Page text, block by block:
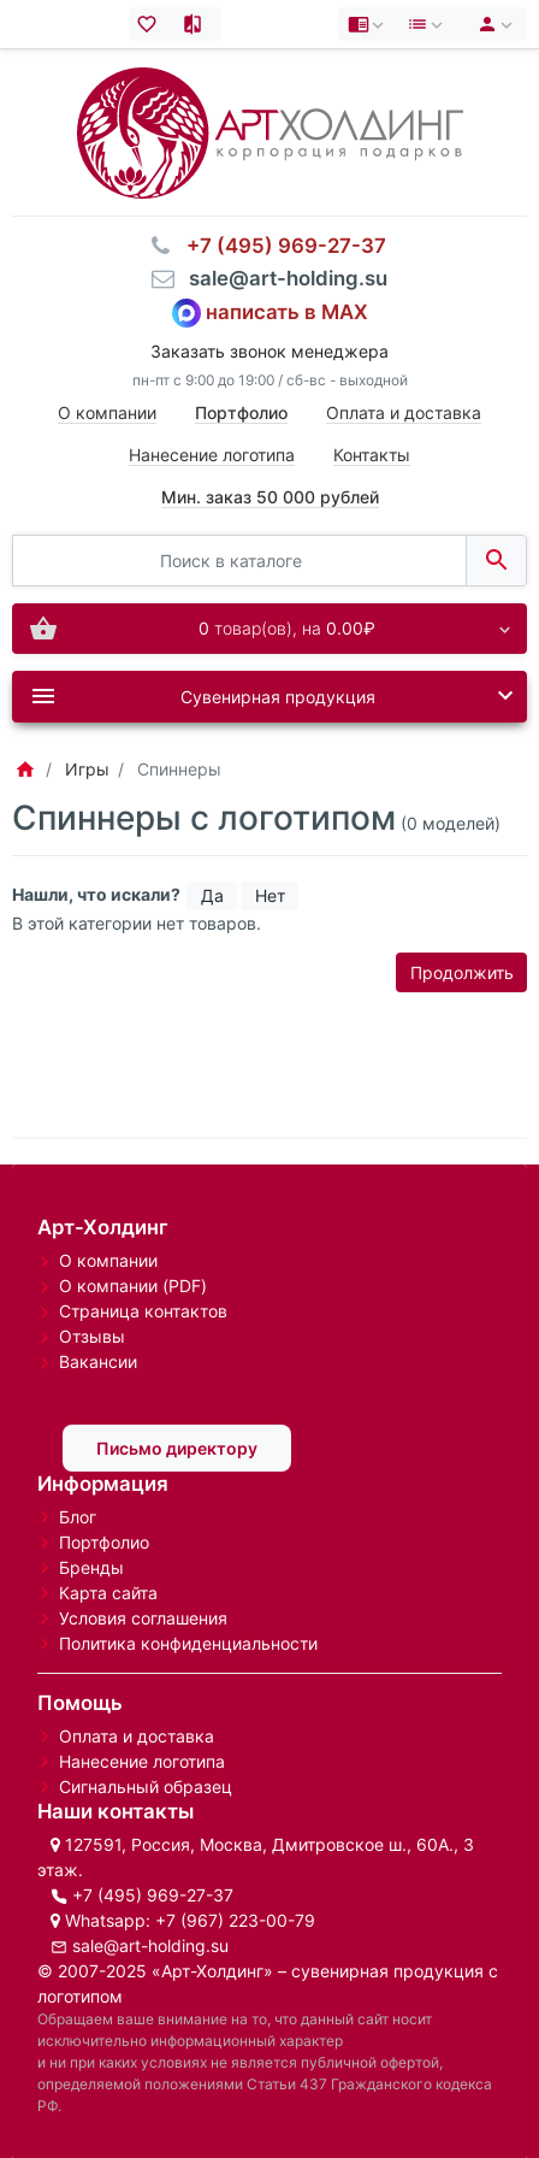
⠀+7 (495) 969-27-37
⠀sale@art-holding.su
написать в MAX
Заказать звонок менеджера
пн-пт с 9:00 до 19:00 / сб-вс - выходной
О компании Портфолио Оплата и доставка
Нанесение логотипа Контакты
Мин. заказ 50 000 рублей
0 товар(ов), на 0.00₽
Сувенирная продукция
Игры Спиннеры
Спиннеры с логотипом (0 моделей)
Нашли, что искали? Да
Нет
В этой категории нет товаров.
Продолжить
Арт-Холдинг
О компании
О компании (PDF)
Страница контактов
Отзывы
Вакансии
Письмо директору
Информация
Блог
Портфолио
Бренды
Карта сайта
Условия соглашения
Политика конфиденциальности
Помощь
Оплата и доставка
Нанесение логотипа
Сигнальный образец
Наши контакты
127591, Россия, Москва, Дмитровское ш., 60А., 3
этаж.
+7 (495) 969-27-37
Whatsapp: +7 (967) 223-00-79
sale@art-holding.su
© 2007-2025 «Арт-Холдинг» – сувенирная продукция с
логотипом
Обращаем ваше внимание на то, что данный сайт носит
исключительно информационный характер
и ни при каких условиях не является публичной офертой,
определяемой положениями Статьи 437 Гражданского кодекса
РФ.